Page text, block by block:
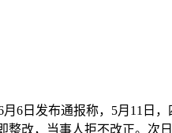
6日发布通报称，5月11日
改，当事人拒不改正。次